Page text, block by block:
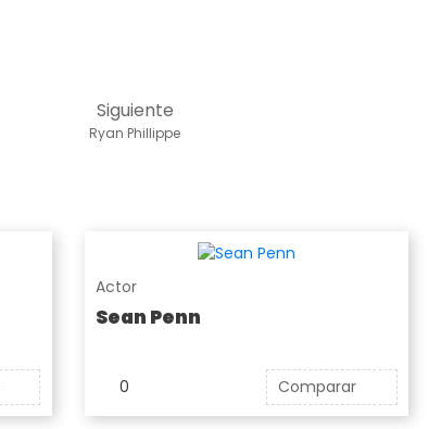
Siguiente
Ryan Phillippe
Actor
Sean Penn
0 Comparar